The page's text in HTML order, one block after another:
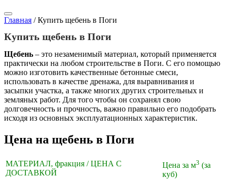
Главная /Купить щебень в Поги
Купить щебень в Поги
Щебень – это незаменимый материал, который применяется
практически на любом строительстве в Поги. С его помощью
можно изготовить качественные бетонные смеси,
использовать в качестве дренажа, для выравнивания и
засыпки участка, а также многих других строительных и
земляных работ. Для того чтобы он сохранял свою
долговечность и прочность, важно правильно его подобрать
исходя из основных эксплуатационных характеристик.
Цена на щебень в Поги
МАТЕРИАЛ, фракция / ЦЕНА С
ДОСТАВКОЙ
Цена за м3 (за
куб)